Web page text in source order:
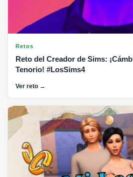
Retos
Reto del Creador de Sims:
Tenorio! #LosSims4
Ver reto →